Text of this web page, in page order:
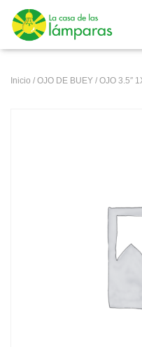
Inicio / OJO DE BUEY / OJO 3.5″